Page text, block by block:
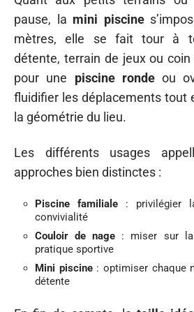
pause, la mini piscine
mètres, elle se fait tour à
détente, terrain de jeux ou
pour une piscine rondeou
fluidifier les déplacements tout
la géométrie du lieu.
Les différents usages
approches bien distinctes :
Piscine familiale : privilégier
convivialité
Couloir de nage : miser sur
pratique sportive
Mini piscine: optimiser chaque
détente